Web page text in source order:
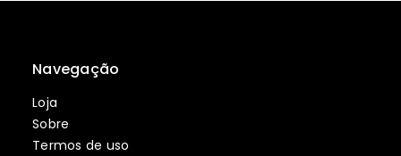
Navegação
Loja
Sobre
Termos de uso